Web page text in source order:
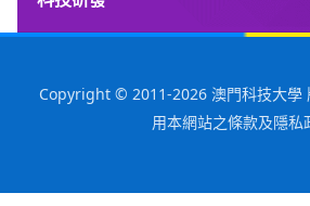
Copyright © 2011-2026 澳門科技大學
用本網站之條款及隱私